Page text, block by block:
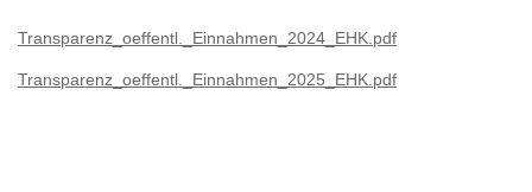
Transparenz_oeffentl._Einnahmen_2024_EHK.pdf
Transparenz_oeffentl._Einnahmen_2025_EHK.pdf